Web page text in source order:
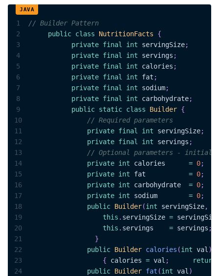
1
// Builder Pattern
2
public class NutritionFacts
{
3
private final int servingSize;
4
private final int servings ;
5
private final int calories ;
6
private final int fat ;
7
private final int sodium;
8
private final int carbohydrate;
9
public static class Builder {
10
// Required parameters
11
private final int servingSize;
12
private final int servings ;
13
// Optional parameters -
14
private int calories = 0;
15
private int fat = 0;
16
private int carbohydrate = 0;
17
private int sodium = 0;
18
public Builder(int servingSize,
19
this . servingSize =
20
this . servings = servings ;
21
}
22
public Builder calories (int val )
23
{ calories = val ;
return
24
public Builder fat (int val )